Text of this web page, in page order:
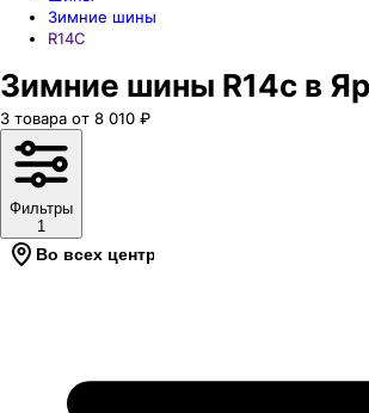
Зимние шины
R14C
Зимние шины R14c в
3 товара от 8 010 ₽
Фильтры
1
Во всех центрах